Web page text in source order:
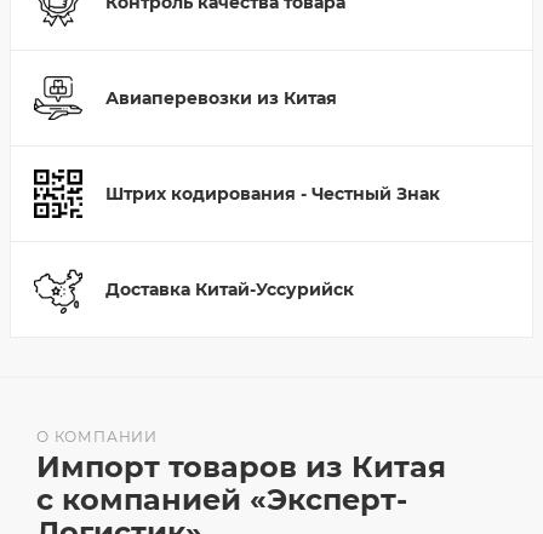
Авиаперевозки из Китая
Штрих кодирования - Честный Знак
Доставка Китай-Уссурийск
О КОМПАНИИ
Импорт товаров из Китая
с компанией «Эксперт-